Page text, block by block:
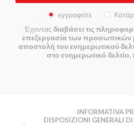
εγγραφείτε
Έχοντας διαβάσει τις
επεξεργασία των προσωπικών
αποστολή του ενημερωτικού
στο ενημερωτικό
INFORMATIVA
DISPOSIZIONI GENERALI